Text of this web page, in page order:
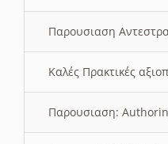
Παρουσιαση
Καλές Πρακτικές
Παρουσιαση: